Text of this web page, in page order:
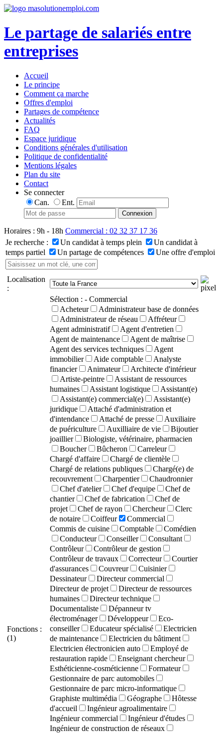
Le partage de salariés entre
entreprises
Accueil
Le principe
Comment ça marche
Offres d'emploi
Partages de compétence
Actualités
FAQ
Espace juridique
Conditions générales d'utilisation
Politique de confidentialité
Mentions légales
Plan du site
Contact
Se connecter
Can.
Ent.
Horaires : 9h - 18h Commercial : 02 32 37 17 36
Je recherche :
Un candidat à temps plein
Un candidat à
temps partiel
Un partage de compétences Une offre d'emploi
Localisation
:
Fonctions :
(1)
Sélection : - Commercial
Acheteur
Administrateur base de données
Administrateur de réseau
Affréteur
Agent administratif
Agent d'entretien
Agent de maintenance
Agent de maîtrise
Agent des services techniques
Agent
immobilier
Aide comptable
Analyste
financier
Animateur
Architecte d'intérieur
Artiste-peintre
Assistant de ressources
humaines
Assistant logistique
Assistant(e)
Assistant(e) commercial(e)
Assistant(e)
juridique
Attaché d'administration et
d'intendance
Attaché de presse
Auxiliaire
de puériculture
Auxilliaire de vie
Bijoutier
joaillier
Biologiste, vétérinaire, pharmacien
Boucher
Bûcheron
Carreleur
Chargé d'affaire
Chargé de clientèle
Chargé de relations publiques
Chargé(e) de
recouvrement
Charpentier
Chaudronnier
Chef d'atelier
Chef d'equipe
Chef de
chantier
Chef de fabrication
Chef de
projet
Chef de rayon Chercheur
Clerc
de notaire
Coiffeur
Commercial
Commis de cuisine
Comptable
Comédien
Conducteur
Conseiller
Consultant
Contrôleur
Contrôleur de gestion
Contrôleur de travaux
Correcteur
Courtier
d'assurances
Couvreur
Cuisinier
Dessinateur
Directeur commercial
Directeur de projet
Directeur de ressources
humaines
Directeur technique
Documentaliste
Dépanneur tv
électroménager
Développeur
Eco-
conseiller
Educateur spécialisé
Electricien
de maintenance
Electricien du bâtiment
Electricien électronicien auto
Employé de
restauration rapide
Enseignant chercheur
Esthéticienne-cosméticienne
Formateur
Gestionnaire de parc automobiles
Gestionnaire de parc micro-informatique
Graphiste multimédia
Géographe
Hôtesse
d'accueil
Ingénieur agroalimentaire
Ingénieur commercial
Ingénieur d'études
Ingénieur de construction de réseaux